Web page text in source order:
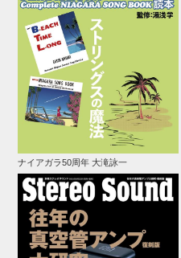
ナイアガラ50周年 大滝詠一